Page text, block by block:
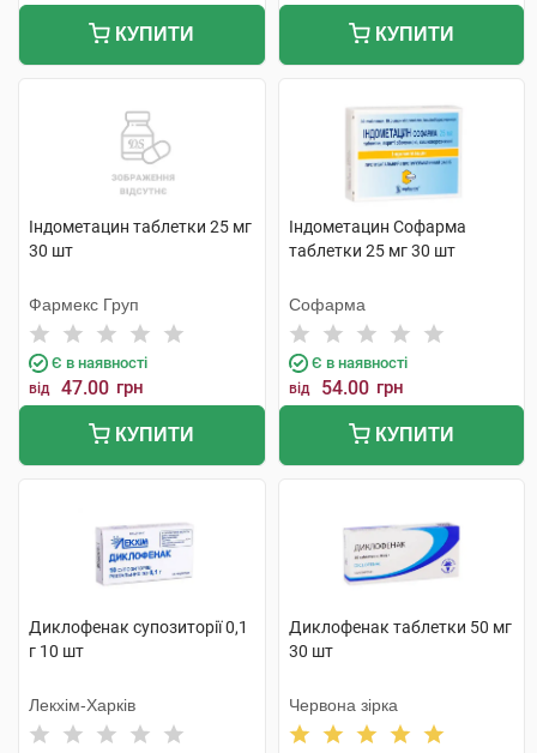
КУПИТИ КУПИТИ
Індометацин таблетки 25 мг
30 шт
Фармекс Груп
Є в наявності
від 47.00 грн
КУПИТИ
Індометацин Софарма
таблетки 25 мг 30 шт
Софарма
Є в наявності
від 54.00 грн
КУПИТИ
Диклофенак супозиторії 0,1
г 10 шт
Лекхім-Харків
Диклофенак таблетки 50 мг
30 шт
Червона зірка